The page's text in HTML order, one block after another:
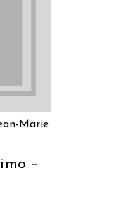
Marie
–